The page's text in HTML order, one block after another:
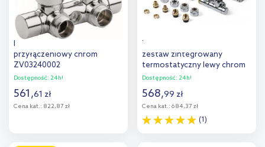
Kermi zestaw
przyłączeniowy chrom
ZV03240002
Dostępność: 24h!
561,61 zł
Cena kat.: 822,87 zł
Terma Twins All in One
zestaw zintegrowany
termostatyczny lewy chrom
TGETTWINLKCRO
Dostępność: 24h!
568,99 zł
Cena kat.: 684,37 zł
(1)